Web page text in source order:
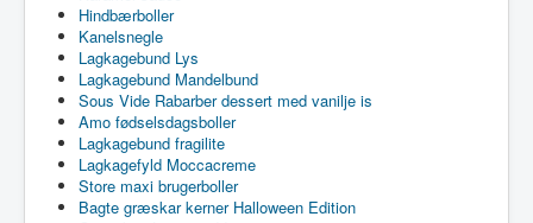
Hindbærboller
Kanelsnegle
Lagkagebund Lys
Lagkagebund Mandelbund
Sous Vide Rabarber dessert med vanilje is
Amo fødselsdagsboller
Lagkagebund fragilite
Lagkagefyld Moccacreme
Store maxi brugerboller
Bagte græskar kerner Halloween Edition